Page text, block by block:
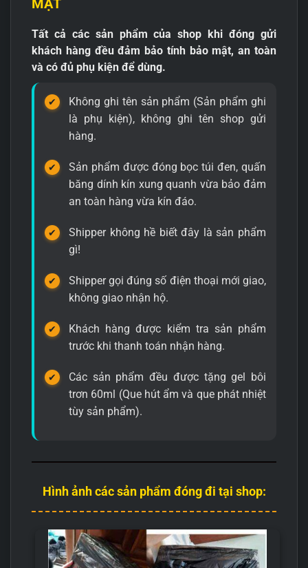
MẬT
Tất cả các sản phẩm của shop khi đóng gửi
khách hàng đều đảm bảo tính bảo mật, an toàn
và có đủ phụ kiện để dùng.
Không ghi tên sản phẩm (Sản phẩm ghi
là phụ kiện), không ghi tên shop gửi
hàng.
Sản phẩm được đóng bọc túi đen, quấn
băng dính kín xung quanh vừa bảo đảm
an toàn hàng vừa kín đáo.
Shipper không hề biết đây là sản phẩm
gì!
Shipper gọi đúng số điện thoại mới giao,
không giao nhận hộ.
Khách hàng được kiểm tra sản phẩm
trước khi thanh toán nhận hàng.
Các sản phẩm đều được tặng gel bôi
trơn 60ml (Que hút ẩm và que phát nhiệt
tùy sản phẩm).
Hình ảnh các sản phẩm đóng đi tại shop: